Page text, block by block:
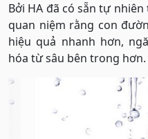
Bởi HA đã có sẵn tự
quan niệm rằng con
hiệu quả nhanh hơn,
hóa từ sâu bên trong hơn.